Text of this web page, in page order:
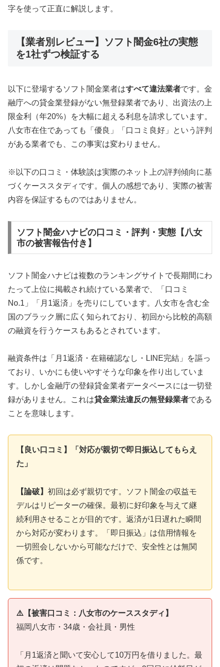
字を使って正直に解説します。
【業者別レビュー】ソフト闇金6社の実態
を1社ずつ検証する
以下に登場するソフト闇金業者はすべて違法業者です。金
融庁への貸金業登録がない無登録業者であり、出資法の上
限金利（年20%）を大幅に超える利息を請求しています。
八女市在住であっても「優良」「口コミ良好」という評判
がある業者でも、この事実は変わりません。
※以下の口コミ・体験談は実際のネット上の評判傾向に基
づくケーススタディです。個人の感想であり、実際の被害
内容を保証するものではありません。
ソフト闇金ハナビの口コミ・評判・実態【八女
市の被害報告付き】
ソフト闇金ハナビは複数のランキングサイトで長期間にわ
たって上位に掲載され続けている業者で、「口コミ
No.1」「月1返済」を売りにしています。八女市を含む全
国のブラック層に広く知られており、初回から比較的高額
の融資を行うケースもあるとされています。
融資条件は「月1返済・在籍確認なし・LINE完結」を謳っ
ており、いかにも使いやすそうな印象を作り出していま
す。しかし金融庁の登録貸金業者データベースには一切登
録がありません。これは貸金業法違反の無登録業者である
ことを意味します。
【良い口コミ】「対応が親切で即日振込してもらえ
た」
【論破】 初回は必ず親切です。ソフト闇金の収益モ
デルはリピーターの確保。最初に好印象を与えて継
続利用させることが目的です。返済が1日遅れた瞬間
から対応が変わります。「即日振込」は信用情報を
一切照会しないから可能なだけで、安全性とは無関
係です。
⚠️【被害口コミ：八女市のケーススタディ】
福岡八女市・34歳・会社員・男性
「月1返済と聞いて安心して10万円を借りました。最